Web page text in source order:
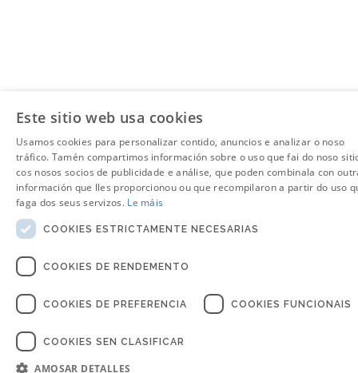
Este sitio web usa cookies
Usamos cookies para personalizar contido, anuncios e analizar o noso
tráfico. Tamén compartimos información sobre o uso que fai do noso
cos nosos socios de publicidade e análise, que poden combinala con
información que lles proporcionou ou que recompilaron a partir do uso
faga dos seus servizos. Le máis
COOKIES ESTRICTAMENTE NECESARIAS
COOKIES DE RENDEMENTO
COOKIES DE PREFERENCIA COOKIES FUNCIONAIS
COOKIES SEN CLASIFICAR
AMOSAR DETALLES